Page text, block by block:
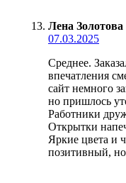
Лена Золотова
07.03.2025
Среднее.
впечатления
сайт немного
но пришлось
Работники
Открытки
Яркие цвета и
позитивный,